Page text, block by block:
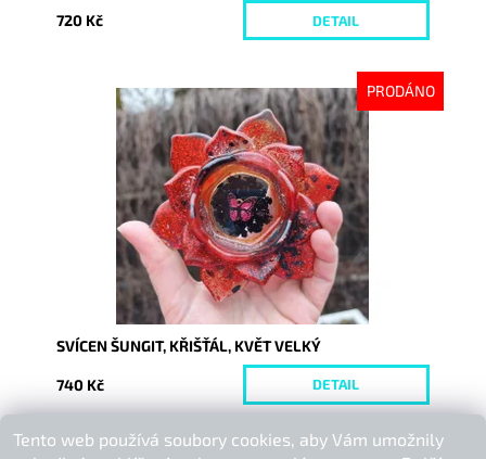
720 Kč DETAIL
PRODÁNO
Dostupnost:
Vyprodáno
10609
SVÍCEN ŠUNGIT, KŘIŠŤÁL, KVĚT VELKÝ
740 Kč DETAIL
Buďte první, kdo napíše příspěvek k této položce.
Tento web používá soubory cookies, aby Vám umožnily